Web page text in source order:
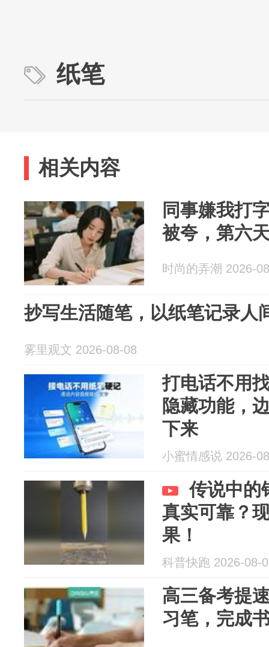
纸笔
相关内容
同事嫌我打
被夸，第六
时尚的弄潮 2026-
抄写生活随笔，以纸笔记录人
雾里观文 2026-08-08
打电话不用
隐藏功能，
下来
小蜜情感说 2026-
传说中的
真实可靠？
果！
科普快跑 2026-08-
高三备考提
习笔，完成